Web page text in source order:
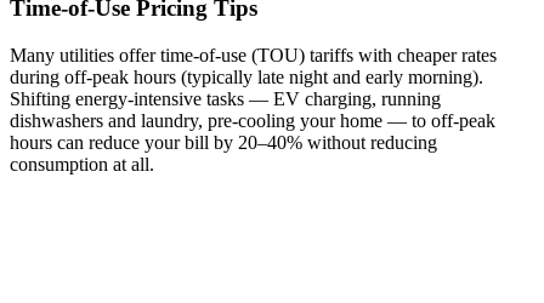
Time-of-Use Pricing Tips
Many utilities offer time-of-use (TOU) tariffs with cheaper rates
during off-peak hours (typically late night and early morning).
Shifting energy-intensive tasks — EV charging, running
dishwashers and laundry, pre-cooling your home — to off-peak
hours can reduce your bill by 20–40% without reducing
consumption at all.